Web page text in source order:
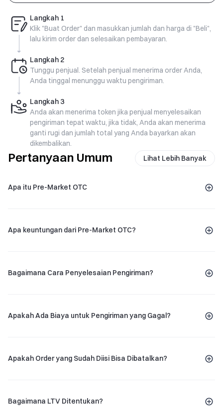
Langkah 1
Klik "Buat Order" dan masukkan jumlah dan harga di "Beli",
lalu kirim order dan selesaikan pembayaran.
Langkah 2
Tunggu penjual. Setelah penjual menerima order Anda,
Anda tinggal menunggu waktu pengiriman.
Langkah 3
Anda akan menerima token jika penjual menyelesaikan
pengiriman tepat waktu, jika tidak, Anda akan menerima
ganti rugi dan jumlah total yang Anda bayarkan akan
dikembalikan.
Pertanyaan Umum Lihat Lebih Banyak
Apa itu Pre-Market OTC
Apa keuntungan dari Pre-Market OTC?
Bagaimana Cara Penyelesaian Pengiriman?
Apakah Ada Biaya untuk Pengiriman yang Gagal?
Apakah Order yang Sudah Diisi Bisa Dibatalkan?
Bagaimana LTV Ditentukan?